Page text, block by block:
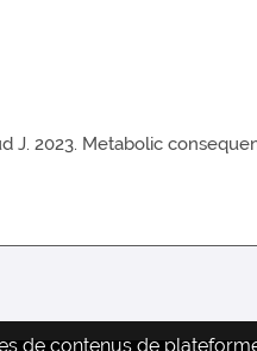
J. 2023. Metabolic
de contenus de